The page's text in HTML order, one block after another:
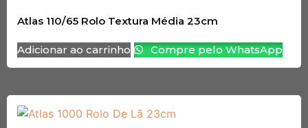
Atlas 110/65 Rolo Textura Média 23cm
Adicionar ao carrinho Compre pelo WhatsApp